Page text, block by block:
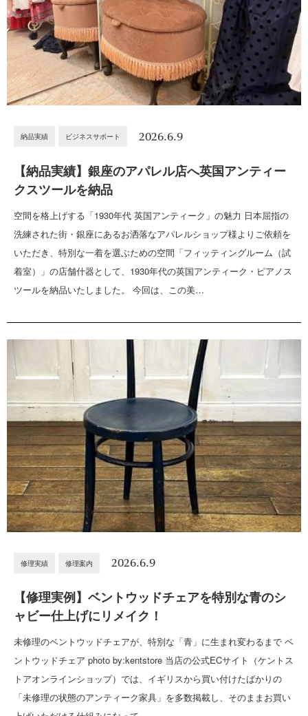
納品実績 ビジネスサポート 2026.6.9
【納品実績】銀座のアパレル店へ英国アンティー
クスツールを納品
空間を格上げする「1930年代 英国アンティーク」の魅力 日本屈指の
洗練された街・銀座にあるお洒落なアパレルショップ様よりご依頼を
いただき、特別な一着を選ぶための空間「フィッティングルーム（試
着室）」の店舗什器として、1930年代の英国アンティーク・ピアノス
ツールを納品いたしました。 今回は、この美…
修理実績 修理案内 2026.6.9
【修理実例】ベントウッドチェアを特別な青のシ
ャビー仕上げにリメイク！
未修理のベントウッドチェアが、特別な「青」に生まれ変わるまで ベ
ントウッドチェア photo by:kentstore 当店の公式ECサイト（ケントス
トアオンラインショップ）では、イギリスから買い付けたばかりの
「未修理の状態のアンティーク家具」を多数掲載し、そのままお買い